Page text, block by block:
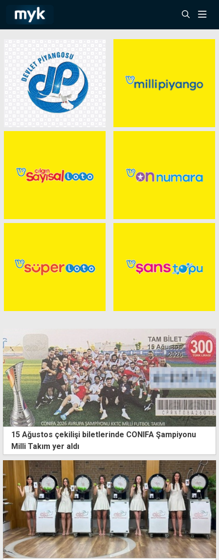
15 Ağustos çekilişi biletlerinde CONIFA Şampiyonu
Milli Takım yer aldı